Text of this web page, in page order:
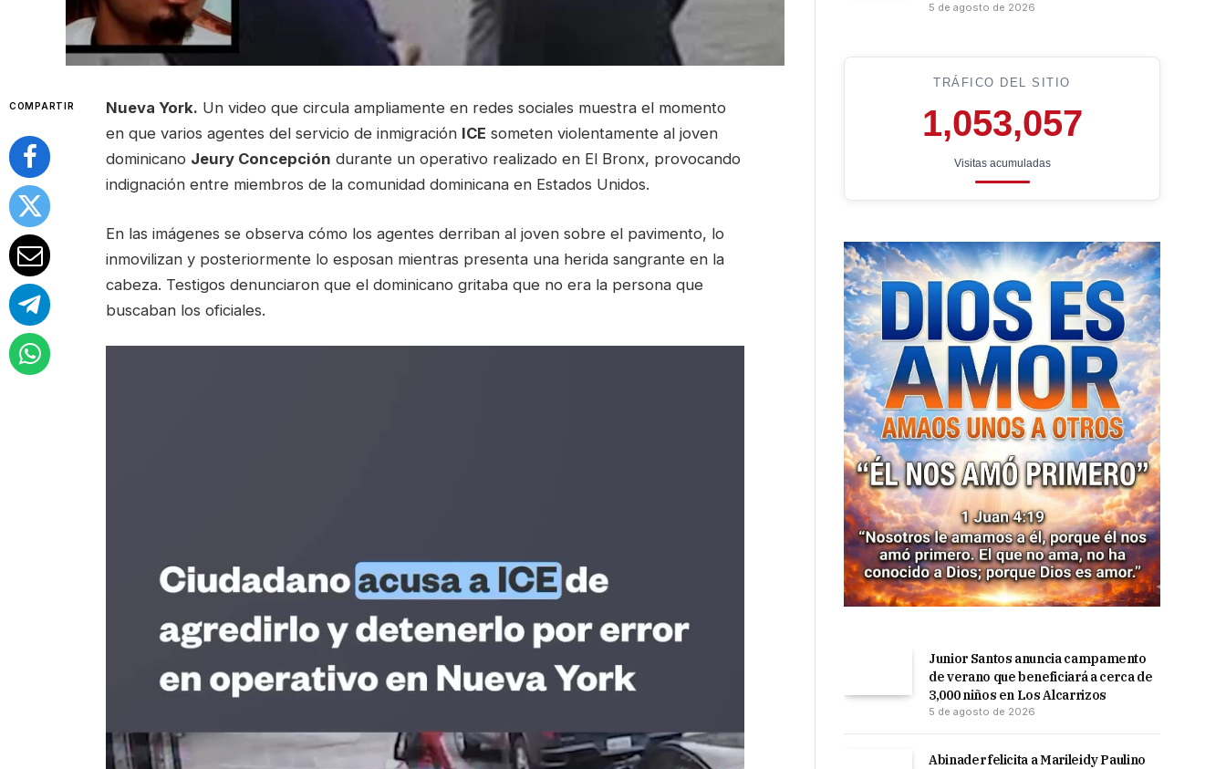
COMPARTIR Nueva York. Un video que circula ampliamente en redes sociales muestra el momento
en que varios agentes del servicio de inmigración ICE someten violentamente al joven
dominicano Jeury Concepción durante un operativo realizado en El Bronx, provocando
indignación entre miembros de la comunidad dominicana en Estados Unidos.
En las imágenes se observa cómo los agentes derriban al joven sobre el pavimento, lo
inmovilizan y posteriormente lo esposan mientras presenta una herida sangrante en la
cabeza. Testigos denunciaron que el dominicano gritaba que no era la persona que
buscaban los oficiales.
5 de agosto de 2026
TRÁFICO DEL SITIO
1,053,057
Visitas acumuladas
Junior Santos anuncia campamento
de verano que beneficiará a cerca de
3,000 niños en Los Alcarrizos
5 de agosto de 2026
Abinader felicita a Marileidy Paulino